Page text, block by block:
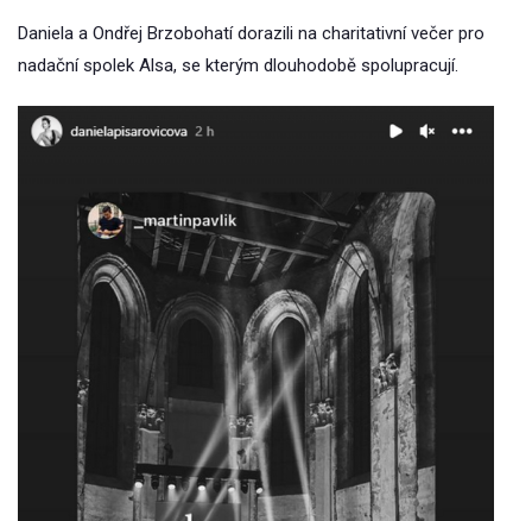
Daniela a Ondřej Brzobohatí dorazili na charitativní večer pro
nadační spolek Alsa, se kterým dlouhodobě spolupracují.